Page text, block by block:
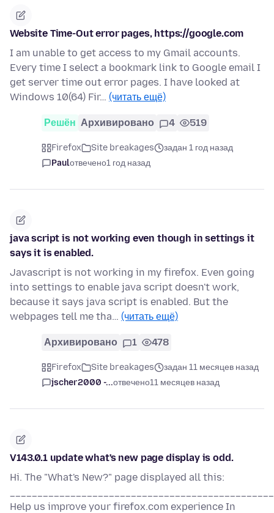
Website Time-Out error pages, https://google.com
I am unable to get access to my Gmail accounts.
Every time I select a bookmark link to Google email I
get server time out error pages. I have looked at
Windows 10(64) Fir… (читать ещё)
Решён Архивировано 4 519
Firefox Site breakages
задан 1 год назад
Paulотвечено1 год назад
java script is not working even though in settings it
says it is enabled.
Javascript is not working in my firefox. Even going
into settings to enable java script doesn't work,
because it says java script is enabled. But the
webpages tell me tha… (читать ещё)
Архивировано 1 478
Firefox Site breakages
задан 11 месяцев назад
jscher2000 -...отвечено11 месяцев назад
V143.0.1 update what's new page display is odd.
Hi. The "What's New?" page displayed all this:
Help us improve your firefox.com experience In